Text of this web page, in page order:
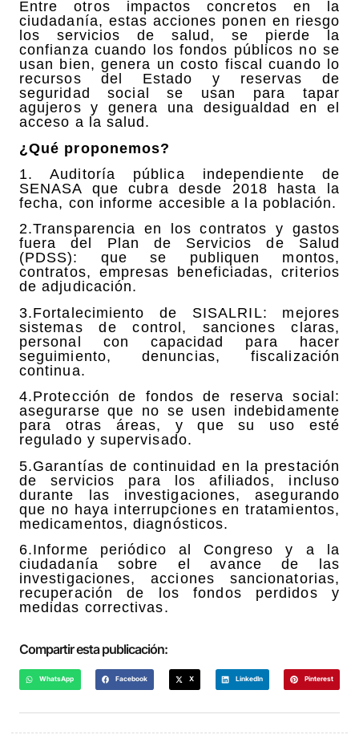
Entre otros impactos concretos en la
ciudadanía, estas acciones ponen en riesgo
los servicios de salud, se pierde la
confianza cuando los fondos públicos no se
usan bien, genera un costo fiscal cuando lo
recursos del Estado y reservas de
seguridad social se usan para tapar
agujeros y genera una desigualdad en el
acceso a la salud.
¿Qué proponemos?
1. Auditoría pública independiente de
SENASA que cubra desde 2018 hasta la
fecha, con informe accesible a la población.
2.Transparencia en los contratos y gastos
fuera del Plan de Servicios de Salud
(PDSS): que se publiquen montos,
contratos, empresas beneficiadas, criterios
de adjudicación.
3.Fortalecimiento de SISALRIL: mejores
sistemas de control, sanciones claras,
personal con capacidad para hacer
seguimiento, denuncias, fiscalización
continua.
4.Protección de fondos de reserva social:
asegurarse que no se usen indebidamente
para otras áreas, y que su uso esté
regulado y supervisado.
5.Garantías de continuidad en la prestación
de servicios para los afiliados, incluso
durante las investigaciones, asegurando
que no haya interrupciones en tratamientos,
medicamentos, diagnósticos.
6.Informe periódico al Congreso y a la
ciudadanía sobre el avance de las
investigaciones, acciones sancionatorias,
recuperación de los fondos perdidos y
medidas correctivas.
Compartir esta publicación:
WhatsApp Facebook X LinkedIn Pinterest